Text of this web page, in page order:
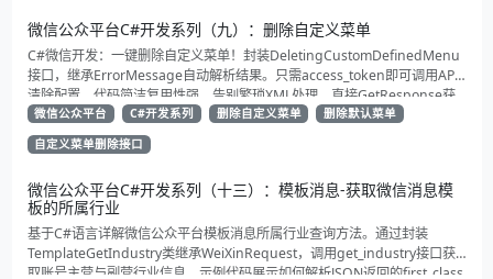
微信公众平台C#开发系列（九）：删除自定义菜单
C#微信开发：一键删除自定义菜单！封装DeletingCustomDefinedMenu
接口，继承ErrorMessage自动解析结果。只需access_token即可调用API
清除配置。代码简洁复用性强，告别繁琐XML处理，直接GetResponse获
取状态。适合动态管理公众号的开发者，建议收藏备用！
微信公众平台 C#开发系列 删除自定义菜单
删除默认菜单
自定义菜单删除接口
微信公众平台C#开发系列（十三）：模板消息-获取微信消息模
板的所属行业
基于C#语言详解微信公众平台模板消息所属行业查询方法。通过封装
TemplateGetIndustry类继承WeiXinRequest，调用get_industry接口获
取账号主营与副营行业信息。示例代码展示如何解析JSON返回的first_class